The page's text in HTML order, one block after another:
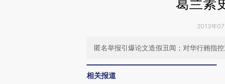
葛兰素
2013年
匿名举报引爆论文造假丑闻；对华行贿指
相关报道